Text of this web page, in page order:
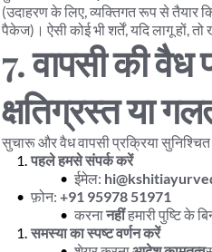
(उदाहरण के लिए, व्यक्तिगत रूप से तैयार
पैकेज)। ऐसी कोई भी शर्तें, यदि लागू हों,
7. वापसी की
क्षतिग्रस्त या
सुचारू और वैध वापसी प्रक्रिया
पहले हमसे संपर्क करें
ईमेल:
फ़ोन: +91 95978 51971
करना नहीं हमारी पुष्टि के
समस्या का स्पष्ट वर्णन करें